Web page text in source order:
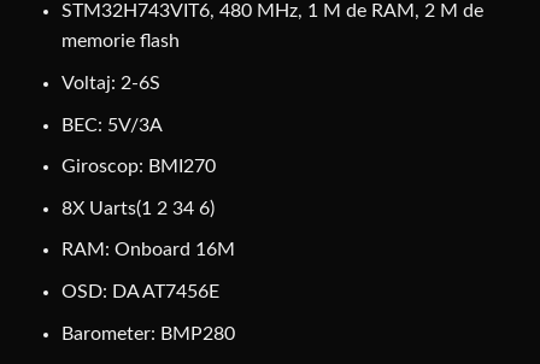
STM32H743VIT6, 480 MHz, 1 M de RAM, 2 M de
memorie flash
Voltaj: 2-6S
BEC: 5V/3A
Giroscop: BMI270
8X Uarts(1 2 34 6)
RAM: Onboard 16M
OSD: DA AT7456E
Barometer: BMP280